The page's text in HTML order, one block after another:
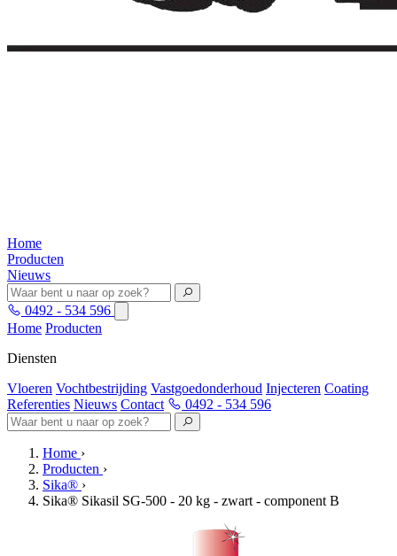
Home
Producten
Nieuws
0492 - 534 596
Home Producten
Diensten
Vloeren Vochtbestrijding Vastgoedonderhoud Injecteren Coating
Referenties Nieuws Contact 0492 - 534 596
Home ›
Producten ›
Sika® ›
Sika® Sikasil SG-500 - 20 kg - zwart - component B